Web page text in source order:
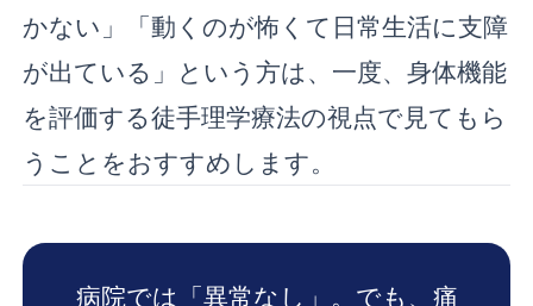
かない」「動くのが怖くて日常生活に支障
が出ている」という方は、一度、身体機能
を評価する徒手理学療法の視点で見てもら
うことをおすすめします。
病院では「異常なし」。でも、痛